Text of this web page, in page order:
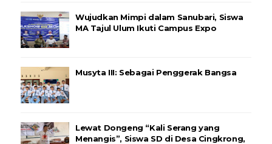
Wujudkan Mimpi dalam Sanubari, Siswa
MA Tajul Ulum Ikuti Campus Expo
Musyta III: Sebagai Penggerak Bangsa
Lewat Dongeng “Kali Serang yang
Menangis”, Siswa SD di Desa Cingkrong,